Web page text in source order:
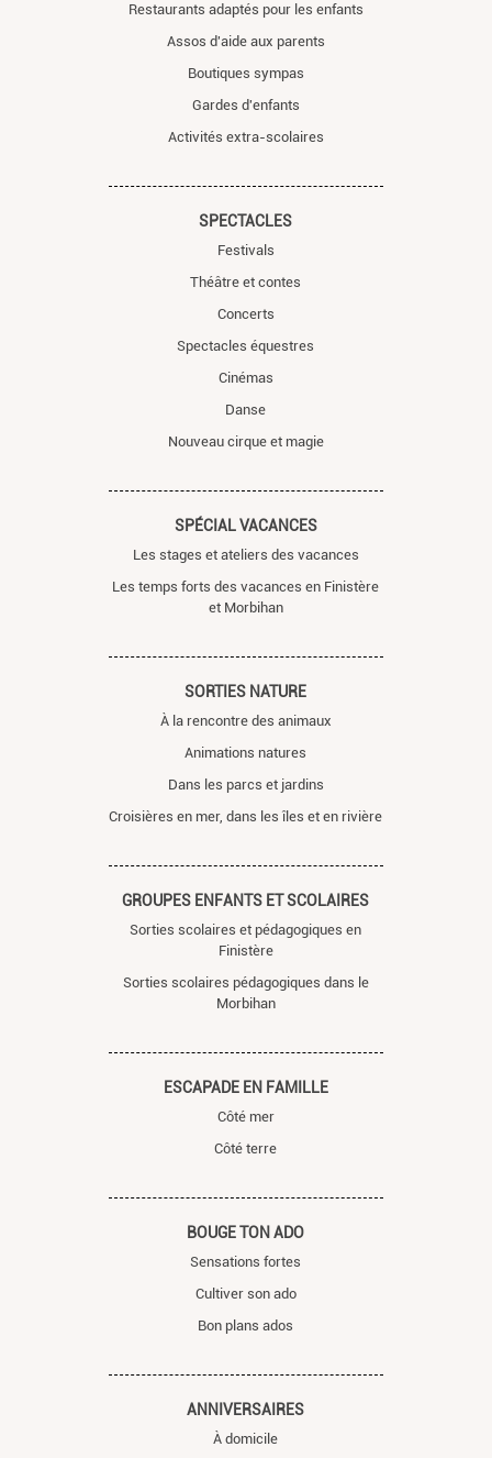
Restaurants adaptés pour les enfants
Assos d'aide aux parents
Boutiques sympas
Gardes d'enfants
Activités extra-scolaires
SPECTACLES
Festivals
Théâtre et contes
Concerts
Spectacles équestres
Cinémas
Danse
Nouveau cirque et magie
SPÉCIAL VACANCES
Les stages et ateliers des vacances
Les temps forts des vacances en Finistère
et Morbihan
SORTIES NATURE
À la rencontre des animaux
Animations natures
Dans les parcs et jardins
Croisières en mer, dans les îles et en rivière
GROUPES ENFANTS ET SCOLAIRES
Sorties scolaires et pédagogiques en
Finistère
Sorties scolaires pédagogiques dans le
Morbihan
ESCAPADE EN FAMILLE
Côté mer
Côté terre
BOUGE TON ADO
Sensations fortes
Cultiver son ado
Bon plans ados
ANNIVERSAIRES
À domicile